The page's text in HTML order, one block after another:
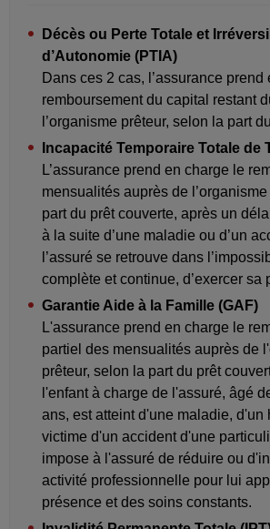
Décès ou Perte Totale et
d’Autonomie (PTIA)
Dans ces 2 cas, l’assurance prend
remboursement du capital restant
l’organisme prêteur, selon la part
Incapacité Temporaire Totale de
L’assurance prend en charge le
mensualités auprès de
part du prêt couverte, après un
à la suite d’une maladie ou d’un
l’assuré se retrouve dans
complète et continue, d’exercer sa
Garantie Aide à la Famille (GAF)
L'assurance prend en charge le
partiel des mensualités auprès de
prêteur, selon la part du prêt
l'enfant à charge de l'assuré, âgé
ans, est atteint d'une maladie, d'un
victime d'un accident d'une
impose à l'assuré de réduire ou
activité professionnelle pour lui
présence et des soins constants.